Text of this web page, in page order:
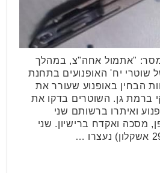
"אתמול אחה"צ, במהלך
שוטרי יח' האופנועים בתחנת
הבחין באופנוע שעורר את
ברמת גן. השוטרים בדקו את
ואיתרו ברשותם שני
מסכה ואקדח ברישיון. שני